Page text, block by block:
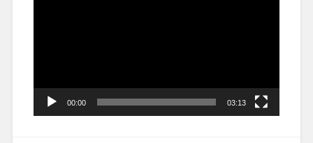
00:00 03:13